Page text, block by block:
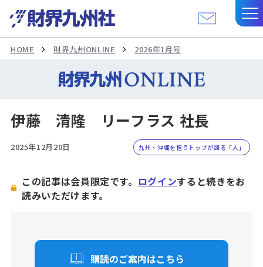
HOME 財界九州ONLINE 2026年1月号
伊藤 清隆 リーフラス 社長
2025年12月20日 九州・沖縄を担うトップが語る「人」
この記事は会員限定です。 ログインすると続きをお
読みいただけます。
購読のご案内はこちら